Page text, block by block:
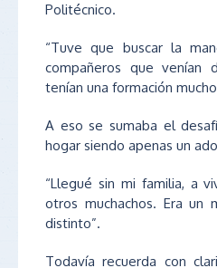
Politécnico.
“Tuve que buscar la
compañeros que venían
tenían una formación
A eso se sumaba el
hogar siendo apenas un
“Llegué sin mi familia, a
otros muchachos. Era un
distinto”.
Todavía recuerda con